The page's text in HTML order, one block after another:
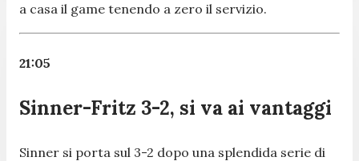
a casa il game tenendo a zero il servizio.
21:05
Sinner-Fritz 3-2, si va ai vantaggi
Sinner si porta sul 3-2 dopo una splendida serie di